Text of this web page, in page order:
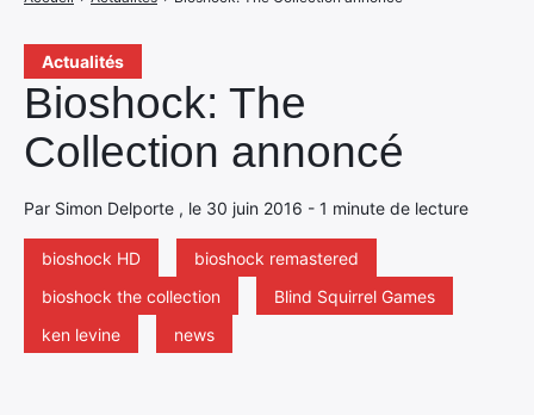
Actualités
Bioshock: The
Collection annoncé
Par Simon Delporte , le 30 juin 2016 - 1 minute de lecture
bioshock HD
bioshock remastered
bioshock the collection
Blind Squirrel Games
ken levine
news